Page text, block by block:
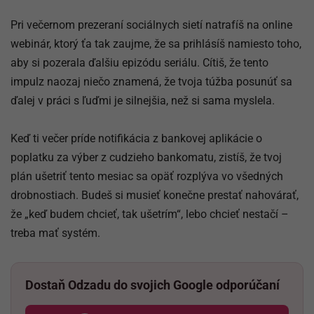
Pri večernom prezeraní sociálnych sietí natrafíš na online
webinár, ktorý ťa tak zaujme, že sa prihlásíš namiesto toho,
aby si pozerala ďalšiu epizódu seriálu. Cítiš, že tento
impulz naozaj niečo znamená, že tvoja túžba posunúť sa
ďalej v práci s ľuďmi je silnejšia, než si sama myslela.
Keď ti večer príde notifikácia z bankovej aplikácie o
poplatku za výber z cudzieho bankomatu, zistíš, že tvoj
plán ušetriť tento mesiac sa opäť rozplýva vo všedných
drobnostiach. Budeš si musieť konečne prestať nahovárať,
že „keď budem chcieť, tak ušetrím“, lebo chcieť nestačí –
treba mať systém.
Dostaň Odzadu do svojich Google odporúčaní